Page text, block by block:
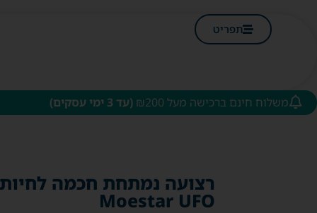
תפריט
משלוח חינם ברכישה מעל ₪200 (עד 3 ימי עסקים)
רצועה נמתחת חכמה
Moestar UFO